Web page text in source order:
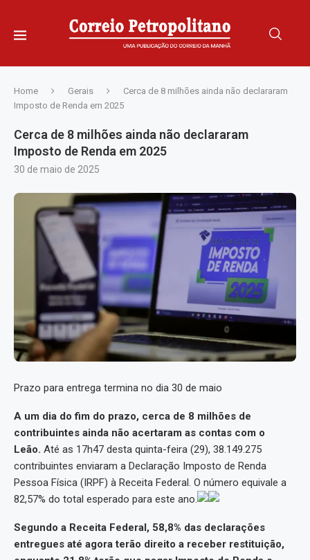
Home Gerais
Cerca de 8 milhões ainda não declararam
Imposto de Renda em 2025
Cerca de 8 milhões ainda não declararam
Imposto de Renda em 2025
30 de maio de 2025
Prazo para entrega termina no dia 30 de maio
A um dia do fim do prazo, cerca de 8 milhões de
contribuintes ainda não acertaram as contas com o
Leão. Até as 17h47 desta quinta-feira (29), 38.149.275
contribuintes enviaram a Declaração Imposto de Renda
Pessoa Física (IRPF) à Receita Federal. O número equivale a
82,57% do total esperado para este ano.
Segundo a Receita Federal, 58,8% das declarações
entregues até agora terão direito a receber restituição,